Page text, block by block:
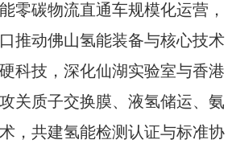
零碳物流直通车规模化运营，
推动佛山氢能装备与核心技术
科技，深化仙湖实验室与香港
关质子交换膜、液氢储运、氨
，共建氢能检测认证与标准协